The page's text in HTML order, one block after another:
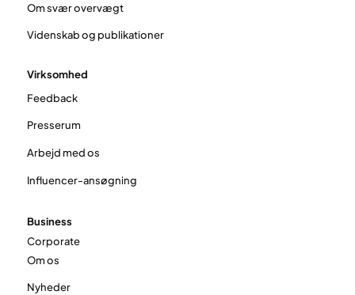
Om svær overvægt
Videnskab og publikationer
Virksomhed
Feedback
Presserum
Arbejd med os
Influencer-ansøgning
Business
Corporate
Om os
Nyheder